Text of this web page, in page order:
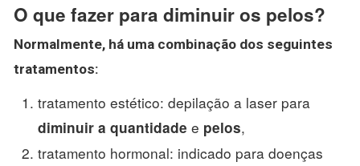
O que fazer para diminuir os pelos?
Normalmente, há uma combinação dos seguintes
tratamentos:
tratamento estético: depilação a laser para
diminuir a quantidade e pelos,
tratamento hormonal: indicado para doenças